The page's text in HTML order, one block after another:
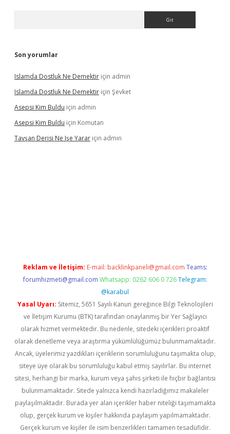
Son yorumlar
Islamda Dostluk Ne Demektir için admin
Islamda Dostluk Ne Demektir için Şevket
Asepsi Kim Buldu için admin
Asepsi Kim Buldu için Komutan
Tavşan Derisi Ne Işe Yarar için admin
Reklam ve İletişim: E-mail: backlinkpaneli@gmail.com Teams:
forumhizmeti@gmail.com Whatsapp: 0262 606 0 726 Telegram:
@karabul
Yasal Uyarı: Sitemiz, 5651 Sayılı Kanun gereğince Bilgi Teknolojileri
ve İletişim Kurumu (BTK) tarafından onaylanmış bir Yer Sağlayıcı
olarak hizmet vermektedir. Bu nedenle, sitedeki içerikleri proaktif
olarak denetleme veya araştırma yükümlülüğümüz bulunmamaktadır.
Ancak, üyelerimiz yazdıkları içeriklerin sorumluluğunu taşımakta olup,
siteye üye olarak bu sorumluluğu kabul etmiş sayılırlar. Bu internet
sitesi, herhangi bir marka, kurum veya şahıs şirketi ile hiçbir bağlantısı
bulunmamaktadır. Sitede yalnızca kendi hazırladığımız makaleler
paylaşılmaktadır. Burada yer alan içerikler haber niteliği taşımamakta
olup, gerçek kurum ve kişiler hakkında paylaşım yapılmamaktadır.
Gerçek kurum ve kişiler ile isim benzerlikleri tamamen tesadüfidir.